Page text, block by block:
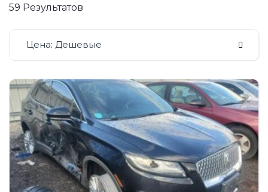
59 Результатов
Цена: Дешевые